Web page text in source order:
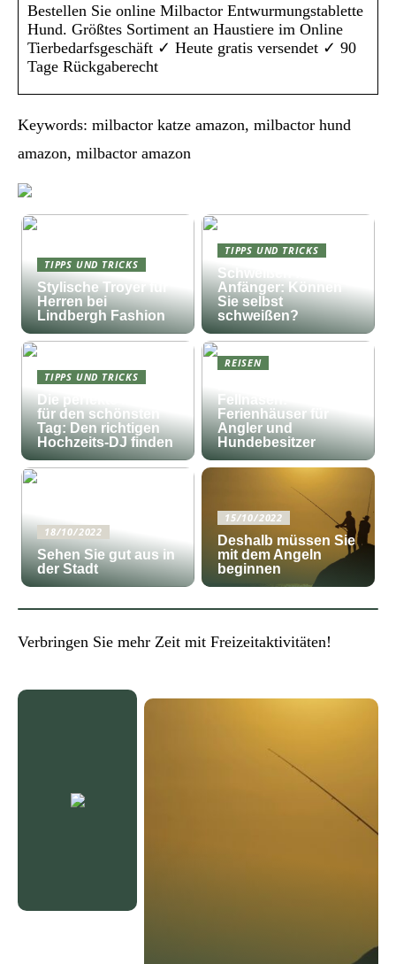
Bestellen Sie online Milbactor Entwurmungstablette
Hund. Größtes Sortiment an Haustiere im Online
Tierbedarfsgeschäft ✓ Heute gratis versendet ✓ 90
Tage Rückgaberecht
Keywords: milbactor katze amazon, milbactor hund
amazon, milbactor amazon
TIPPS UND TRICKS
Stylische Troyer für
Herren bei
Lindbergh Fashion
TIPPS UND TRICKS
Schweißen für
Anfänger: Können
Sie selbst
schweißen?
TIPPS UND TRICKS
Die perfekte Musik
für den schönsten
Tag: Den richtigen
Hochzeits-DJ finden
REISEN
Fellnasen:
Ferienhäuser für
Angler und
Hundebesitzer
18/10/2022
Sehen Sie gut aus in
der Stadt
15/10/2022
Deshalb müssen Sie
mit dem Angeln
beginnen
Verbringen Sie mehr Zeit mit Freizeitaktivitäten!